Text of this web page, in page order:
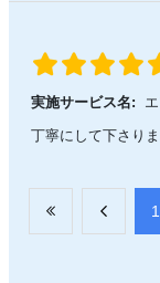
実施サービス名:
丁寧にして下さりま
​1